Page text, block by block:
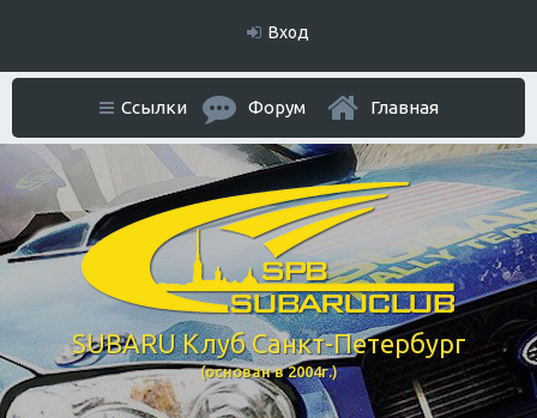
Вход
SUBARU Клуб Санкт-Петербург
(основан в 2004г.)
Ссылки Форум Главная